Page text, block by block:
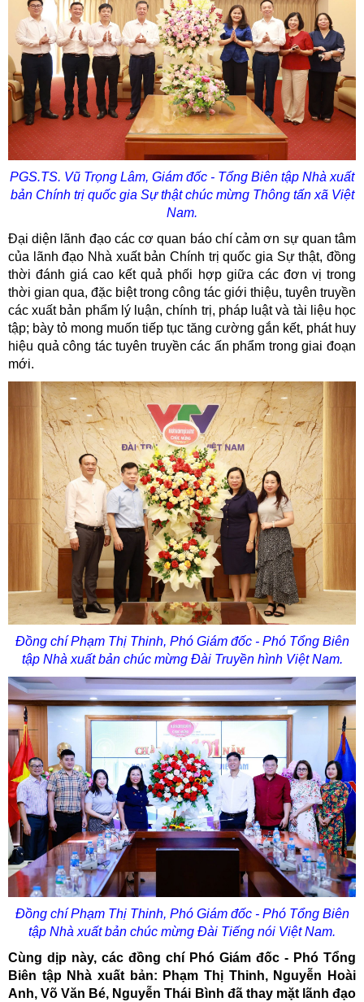
PGS.TS. Vũ Trọng Lâm, Giám đốc - Tổng Biên tập Nhà xuất
bản Chính trị quốc gia Sự thật chúc mừng Thông tấn xã Việt
Nam.
Đại diện lãnh đạo các cơ quan báo chí cảm ơn sự quan tâm
của lãnh đạo Nhà xuất bản Chính trị quốc gia Sự thật, đồng
thời đánh giá cao kết quả phối hợp giữa các đơn vị trong
thời gian qua, đặc biệt trong công tác giới thiệu, tuyên truyền
các xuất bản phẩm lý luận, chính trị, pháp luật và tài liệu học
tập; bày tỏ mong muốn tiếp tục tăng cường gắn kết, phát huy
hiệu quả công tác tuyên truyền các ấn phẩm trong giai đoạn
mới.
Đồng chí Phạm Thị Thinh, Phó Giám đốc - Phó Tổng Biên
tập Nhà xuất bản chúc mừng Đài Truyền hình Việt Nam.
Đồng chí Phạm Thị Thinh, Phó Giám đốc - Phó Tổng Biên
tập Nhà xuất bản chúc mừng Đài Tiếng nói Việt Nam.
Cùng dịp này, các đồng chí Phó Giám đốc - Phó Tổng
Biên tập Nhà xuất bản: Phạm Thị Thinh, Nguyễn Hoài
Anh, Võ Văn Bé, Nguyễn Thái Bình đã thay mặt lãnh đạo